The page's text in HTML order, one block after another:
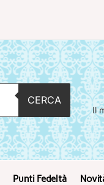
CERCA
Il
Punti Fedeltà